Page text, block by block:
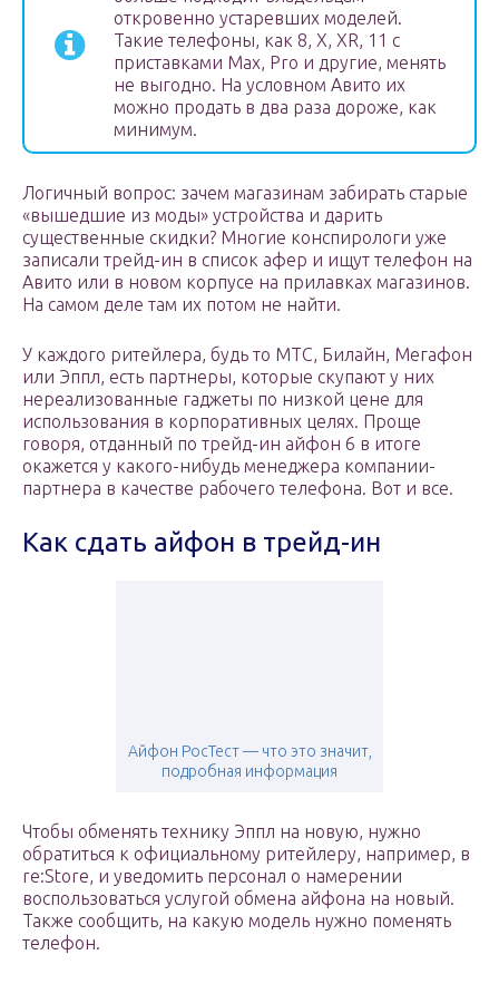
откровенно устаревших моделей.
Такие телефоны, как 8, X, XR, 11 с
приставками Max, Pro и другие, менять
не выгодно. На условном Авито их
можно продать в два раза дороже, как
минимум.
Логичный вопрос: зачем магазинам забирать старые
«вышедшие из моды» устройства и дарить
существенные скидки? Многие конспирологи уже
записали трейд-ин в список афер и ищут телефон на
Авито или в новом корпусе на прилавках магазинов.
На самом деле там их потом не найти.
У каждого ритейлера, будь то МТС, Билайн, Мегафон
или Эппл, есть партнеры, которые скупают у них
нереализованные гаджеты по низкой цене для
использования в корпоративных целях. Проще
говоря, отданный по трейд-ин айфон 6 в итоге
окажется у какого-нибудь менеджера компании-
партнера в качестве рабочего телефона. Вот и все.
Как сдать айфон в трейд-ин
Айфон РосТест — что это значит,
подробная информация
Чтобы обменять технику Эппл на новую, нужно
обратиться к официальному ритейлеру, например, в
re:Store, и уведомить персонал о намерении
воспользоваться услугой обмена айфона на новый.
Также сообщить, на какую модель нужно поменять
телефон.